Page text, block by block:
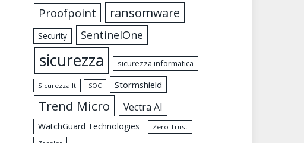
Proofpoint ransomware
Security SentinelOne
sicurezza sicurezza informatica
Sicurezza It SOC Stormshield
Trend Micro Vectra AI
WatchGuard Technologies
Zero Trust